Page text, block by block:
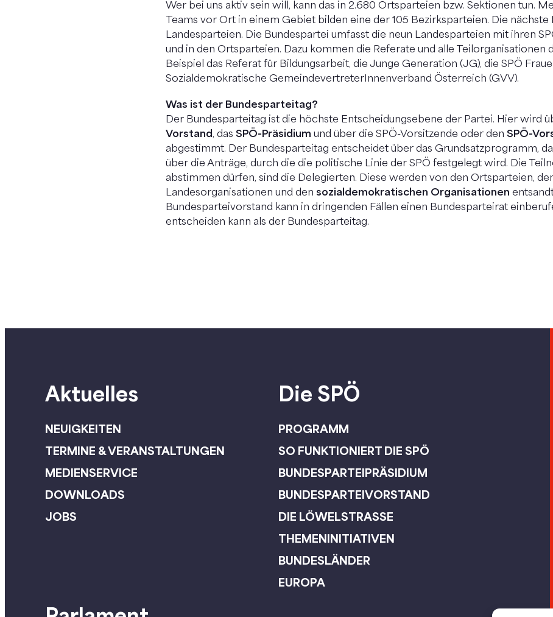
Wer bei uns aktiv sein will, kann das in 2.680 Ortsparteien bzw. Sektionen tun.
Teams vor Ort in einem Gebiet bilden eine der 105 Bezirksparteien. Die nächste
Landesparteien. Die Bundespartei umfasst die neun Landesparteien mit ihren
und in den Ortsparteien. Dazu kommen die Referate und alle Teilorganisationen
Beispiel das Referat für Bildungsarbeit, die Junge Generation (JG), die SPÖ
Sozialdemokratische GemeindevertreterInnenverband Österreich (GVV).
Was ist der Bundesparteitag?
Der Bundesparteitag ist die höchste Entscheidungsebene der Partei. Hier wird
Vorstand, das SPÖ-Präsidium und über die SPÖ-Vorsitzende oder den SPÖ-
abgestimmt. Der Bundesparteitag entscheidet über das Grundsatzprogramm,
über die Anträge, durch die die politische Linie der SPÖ festgelegt wird. Die
abstimmen dürfen, sind die Delegierten. Diese werden von den Ortsparteien,
Landesorganisationen und den sozialdemokratischen Organisationen
Bundesparteivorstand kann in dringenden Fällen einen Bundesparteirat
entscheiden kann als der Bundesparteitag.
Aktuelles
NEUIGKEITEN
TERMINE & VERANSTALTUNGEN
MEDIENSERVICE
DOWNLOADS
JOBS
Die SPÖ
PROGRAMM
SO FUNKTIONIERT DIE SPÖ
BUNDESPARTEIPRÄSIDIUM
BUNDESPARTEIVORSTAND
DIE LÖWELSTRASSE
THEMENINITIATIVEN
BUNDESLÄNDER
EUROPA